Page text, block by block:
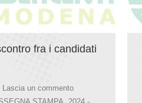
fra i candidati
Lascia un commento